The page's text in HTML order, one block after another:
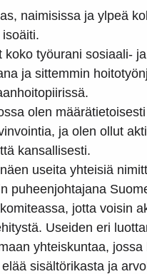
naimisissa ja ylpeä
isoäiti.
koko työurani sosiaali-
ja sittemmin
olen
ja olen ollut
kansallisesti.
useita yhteisiä
puheenjohtajana
jotta voisin
Useiden eri
yhteiskuntaa,
sisältörikasta ja